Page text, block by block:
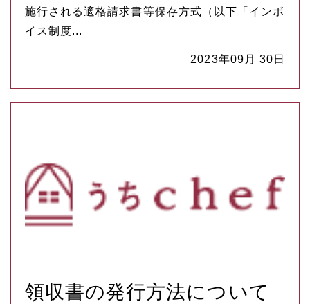
施行される適格請求書等保存方式（以下「インボ
イス制度...
2023年09月 30日
領収書の発行方法について